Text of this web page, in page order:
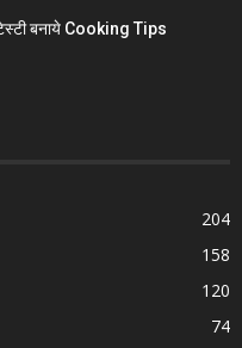
बनाये Cooking Tips
204
158
120
74